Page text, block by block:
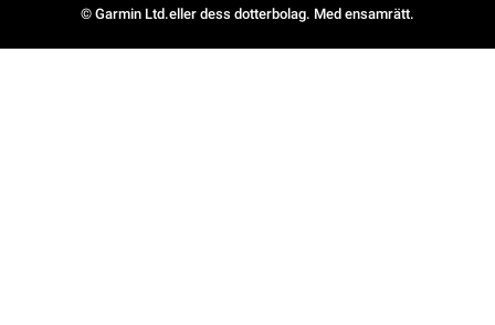
© Garmin Ltd.eller dess dotterbolag. Med ensamrätt.